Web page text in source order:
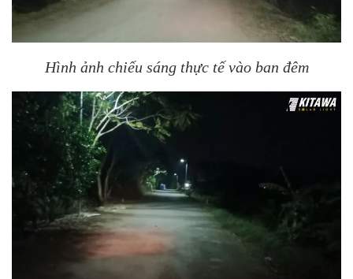
Hình ảnh chiếu sáng thực tế vào ban đêm